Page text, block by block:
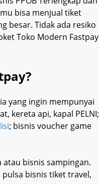
bisa menjual tiket
besar. Tidak ada resiko
Toko Modern Fastpay
yang ingin mempunyai
kereta api, kapal PELNI;
; bisnis voucher game
atau bisnis sampingan.
bisnis tiket travel,